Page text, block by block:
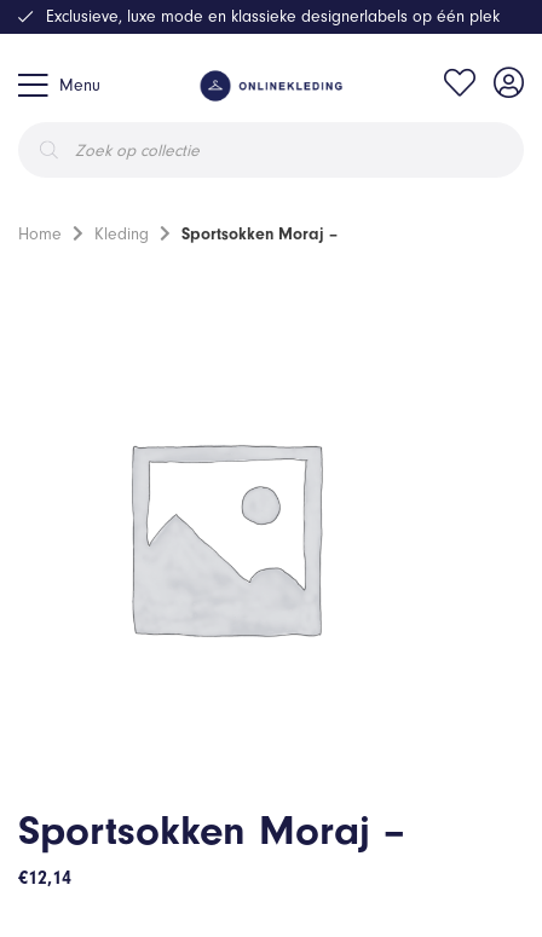
Menu
zoeken
Exclusieve, luxe mode en klassieke designerlabels op één plek
Home Kleding Sportsokken Moraj –
Sportsokken Moraj –
€12,14